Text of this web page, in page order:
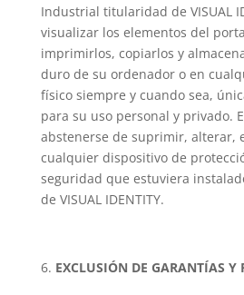
Industrial titularidad de VISUAL
visualizar los elementos del
imprimirlos, copiarlos y
duro de su ordenador o en
físico siempre y cuando sea,
para su uso personal y privado.
abstenerse de suprimir, alterar,
cualquier dispositivo de
seguridad que estuviera
de VISUAL IDENTITY.
EXCLUSIÓN DE GARANTÍAS Y